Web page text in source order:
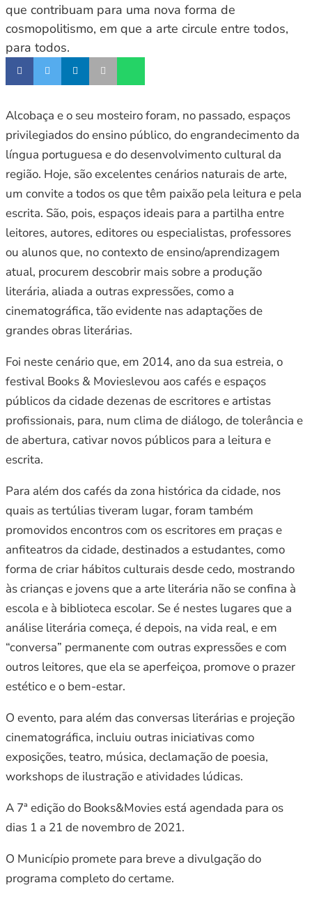
que contribuam para uma nova forma de
cosmopolitismo, em que a arte circule entre todos,
para todos.
Alcobaça e o seu mosteiro foram, no passado, espaços
privilegiados do ensino público, do engrandecimento da
língua portuguesa e do desenvolvimento cultural da
região. Hoje, são excelentes cenários naturais de arte,
um convite a todos os que têm paixão pela leitura e pela
escrita. São, pois, espaços ideais para a partilha entre
leitores, autores, editores ou especialistas, professores
ou alunos que, no contexto de ensino/aprendizagem
atual, procurem descobrir mais sobre a produção
literária, aliada a outras expressões, como a
cinematográfica, tão evidente nas adaptações de
grandes obras literárias.
Foi neste cenário que, em 2014, ano da sua estreia, o
festival Books & Movieslevou aos cafés e espaços
públicos da cidade dezenas de escritores e artistas
profissionais, para, num clima de diálogo, de tolerância e
de abertura, cativar novos públicos para a leitura e
escrita.
Para além dos cafés da zona histórica da cidade, nos
quais as tertúlias tiveram lugar, foram também
promovidos encontros com os escritores em praças e
anfiteatros da cidade, destinados a estudantes, como
forma de criar hábitos culturais desde cedo, mostrando
às crianças e jovens que a arte literária não se confina à
escola e à biblioteca escolar. Se é nestes lugares que a
análise literária começa, é depois, na vida real, e em
“conversa” permanente com outras expressões e com
outros leitores, que ela se aperfeiçoa, promove o prazer
estético e o bem-estar.
O evento, para além das conversas literárias e projeção
cinematográfica, incluiu outras iniciativas como
exposições, teatro, música, declamação de poesia,
workshops de ilustração e atividades lúdicas.
A 7ª edição do Books&Movies está agendada para os
dias 1 a 21 de novembro de 2021.
O Município promete para breve a divulgação do
programa completo do certame.